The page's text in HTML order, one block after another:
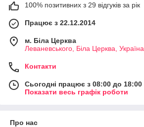
100% позитивних з 29 відгуків за рік
Працює з 22.12.2014
м. Біла Церква
Леваневського, Біла Церква, Україна
Контакти
Сьогодні працює з 08:00 до 18:00
Показати весь графік роботи
Про нас